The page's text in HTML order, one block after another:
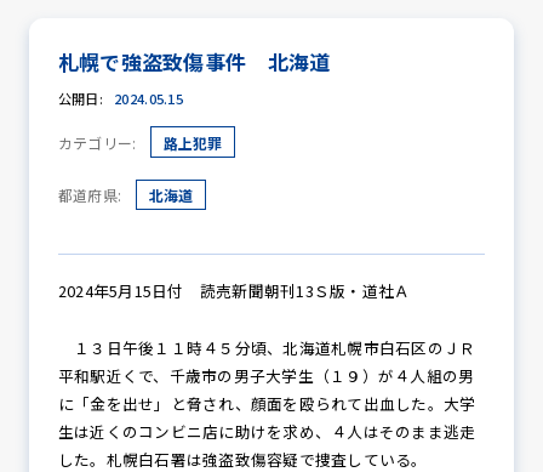
防犯活動ニュース
防犯パトロール
防犯セミナー
札幌で強盗致傷事件 北海道
公開日: 2024.05.15
カテゴリー: 路上犯罪
都道府県: 北海道
2024年5月15日付 読売新聞朝刊13Ｓ版・道社Ａ
１３日午後１１時４５分頃、北海道札幌市白石区のＪＲ
平和駅近くで、千歳市の男子大学生（１９）が４人組の男
に「金を出せ」と脅され、顔面を殴られて出血した。大学
生は近くのコンビニ店に助けを求め、４人はそのまま逃走
した。札幌白石署は強盗致傷容疑で捜査している。